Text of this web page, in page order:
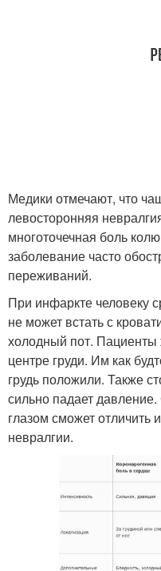
Медики отмечают, что
левосторонняя
многоточечная боль
заболевание часто
переживаний.
При инфаркте человеку
не может встать с
холодный пот.
центре груди. Им как
грудь положили. Также
сильно падает
глазом сможет
невралгии.